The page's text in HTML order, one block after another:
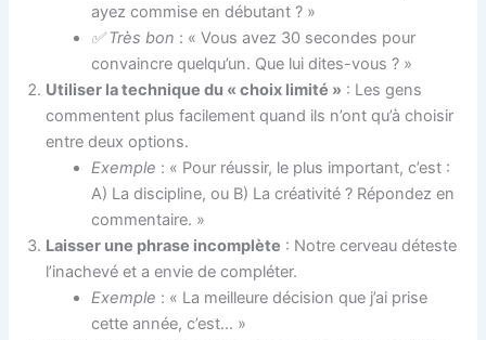
ayez commise en débutant ? »
✅ Très bon : « Vous avez 30 secondes pour
convaincre quelqu’un. Que lui dites-vous ? »
Utiliser la technique du « choix limité » : Les gens
commentent plus facilement quand ils n’ont qu’à choisir
entre deux options.
Exemple : « Pour réussir, le plus important, c’est :
A) La discipline, ou B) La créativité ? Répondez en
commentaire. »
Laisser une phrase incomplète : Notre cerveau déteste
l’inachevé et a envie de compléter.
Exemple : « La meilleure décision que j’ai prise
cette année, c’est… »